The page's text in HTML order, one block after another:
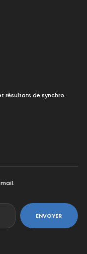
résultats de synchro.
ENVOYER